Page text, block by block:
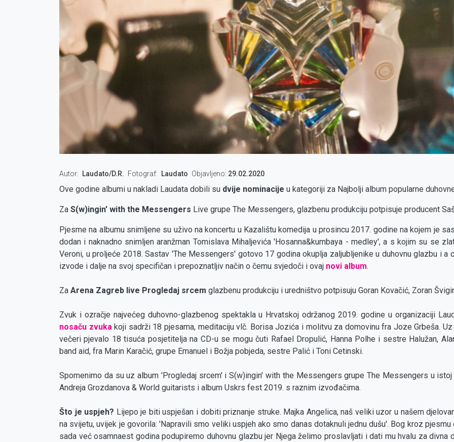
Autor Laudato/D.R. Fotograf Laudato Objavljeno: 29.02.2020
Ove godine albumi u nakladi Laudata dobili su dvije nominacije u kategoriji za Najbolji album popularne
Za S(w)ingin' with the Messengers Live grupe The Messengers, glazbenu produkciju potpisuje producent
Pjesme na albumu snimljene su uživo na koncertu u Kazalištu komedija u prosincu 2017. godine na kojem je
dodan i naknadno snimljen aranžman Tomislava Mihaljevića 'Hosanna&kumbaya - medley', a s kojim su se
Veroni, u proljeće 2018. Sastav 'The Messengers' gotovo 17 godina okuplja zaljubljenike u duhovnu glazbu i
izvode i dalje na svoj specifičan i prepoznatljiv način o čemu svjedoči i ovaj novi album.
Za Arena Zagreb live Progledaj srcem glazbenu produkciju i uredništvo potpisuju Goran Kovačić, Zoran
Zvuk i ozračje najvećeg duhovno-glazbenog spektakla u Hrvatskoj održanog 2019. godine u organizaciji
nosaču zvuka koji sadrži 18 pjesama, meditaciju vlč. Borisa Jozića i molitvu za domovinu fra Joze Grbeša.
večeri pjevalo 18 tisuća posjetitelja na CD-u se mogu čuti Rafael Dropulić, Hanna Polhe i sestre Halužan,
band aid, fra Marin Karačić, grupe Emanuel i Božja pobjeda, sestre Palić i Toni Cetinski.
Spomenimo da su uz album 'Progledaj srcem' i S(w)ingin' with the Messengers grupe The Messengers u
Andreja Grozdanova & World guitarists i album Uskrs fest 2019. s raznim izvođačima.
Što je uspjeh? Lijepo je biti uspješan i dobiti priznanje struke. Majka Angelica, naš veliki uzor u našem
na svijetu, uvijek je govorila: 'Napravili smo veliki uspjeh ako smo danas dotaknuli jednu dušu'. Bog kroz
sada već osamnaest godina podupiremo duhovnu glazbu jer Njega želimo proslavljati i dati mu hvalu za